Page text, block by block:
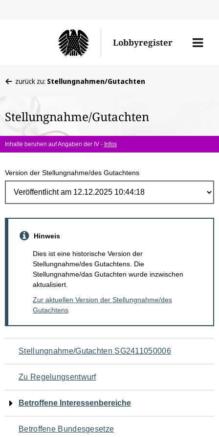
Lobbyregister
Menü
befinden
hier:
zurück zu: Stellungnahmen/Gutachten
Stellungnahme/Gutachten
Inhalte beruhen auf Angaben der IV - Infos
Version der Stellungnahme/des Gutachtens
Hinweis
Dies ist eine historische Version der
Stellungnahme/des Gutachtens. Die
Stellungnahme/das Gutachten wurde inzwischen
aktualisiert.
Zur aktuellen Version der Stellungnahme/des
Gutachtens
Navigation
für
den
Seiteninhalt
Stellungnahme/Gutachten SG2411050006
Zu Regelungsentwurf
Betroffene Interessenbereiche
Betroffene Bundesgesetze